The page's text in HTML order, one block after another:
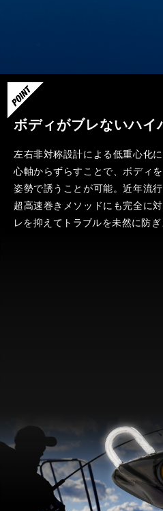
ボディがブレないハイ
左右非対称設計による低重心化
心軸からずらすことで、ボディ
姿勢で誘うことが可能。近年流
超高速巻きメソッドにも完全に
レを抑えてトラブルを未然に防ぎ